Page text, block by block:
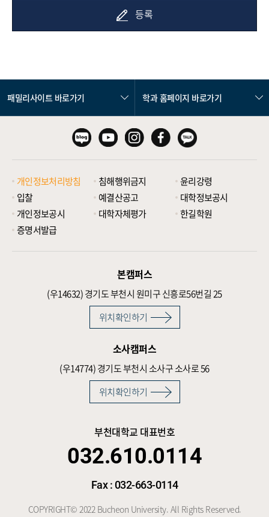
등록
패밀리사이트 바로가기 학과 홈페이지 바로가기
개인정보처리방침 침해행위금지
윤리강령
입찰
예결산공고
대학정보공시
개인정보공시
대학자체평가
한길학원
증명서발급
본캠퍼스
(우14632)경기도 부천시 원미구 신흥로56번길 25
위치확인하기
소사캠퍼스
(우14774)경기도 부천시 소사구 소사로 56
위치확인하기
부천대학교 대표번호
032.610.0114
Fax : 032-663-0114
COPYRIGHT© 2022 Bucheon University. All Rights Reserved.